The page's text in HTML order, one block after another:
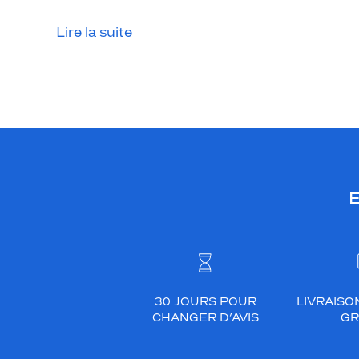
Lire la suite
30 JOURS POUR
CHANGER D’AVIS